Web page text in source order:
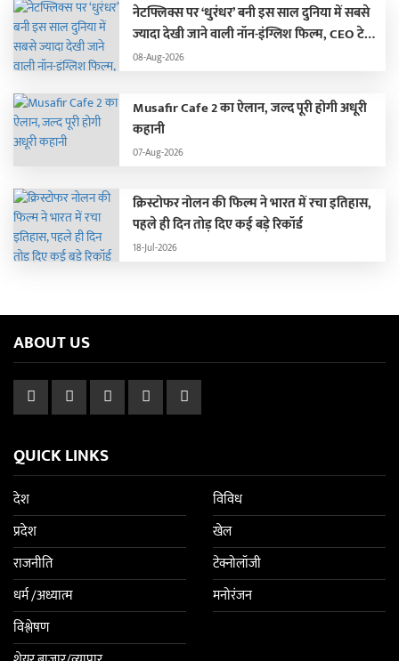
नेटफ्लिक्स पर ‘धुरंधर’ बनी इस साल दुनिया में सबसे
ज्यादा देखी जाने वाली नॉन-इंग्लिश फिल्म, CEO टेड
सारंडोस ने किया खुलासा…
08-Aug-2026
Musafir Cafe 2 का ऐलान, जल्द पूरी होगी अधूरी
कहानी
07-Aug-2026
क्रिस्टोफर नोलन की फिल्म ने भारत में रचा इतिहास,
पहले ही दिन तोड़ दिए कई बड़े रिकॉर्ड
18-Jul-2026
ABOUT US
QUICK LINKS
देश
प्रदेश
राजनीति
धर्म /अध्यात्म
विश्लेषण
विविध
खेल
टेक्नोलॉजी
मनोरंजन